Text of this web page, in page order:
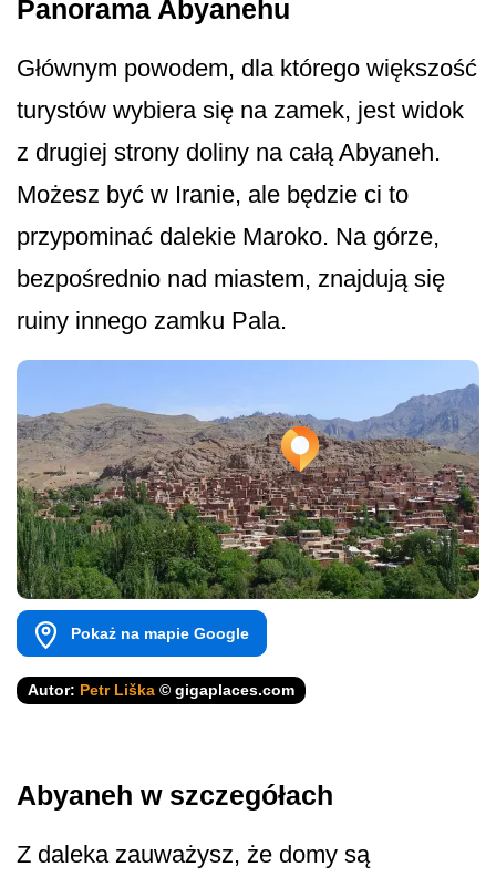
Panorama Abyanehu
Głównym powodem, dla którego większość
turystów wybiera się na zamek, jest widok
z drugiej strony doliny na całą Abyaneh.
Możesz być w Iranie, ale będzie ci to
przypominać dalekie Maroko. Na górze,
bezpośrednio nad miastem, znajdują się
ruiny innego zamku Pala.
Pokaż na mapie Google
Autor: Petr Liška © gigaplaces.com
Abyaneh w szczegółach
Z daleka zauważysz, że domy są